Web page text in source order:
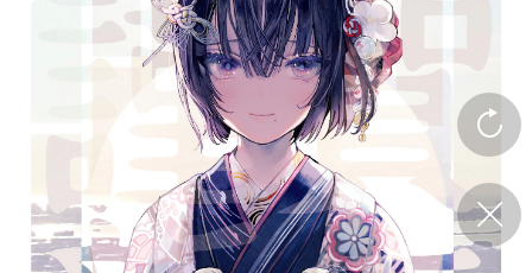
区发布非法内容 发现立即永久封号
P站美图推荐——条纹过膝袜（二）